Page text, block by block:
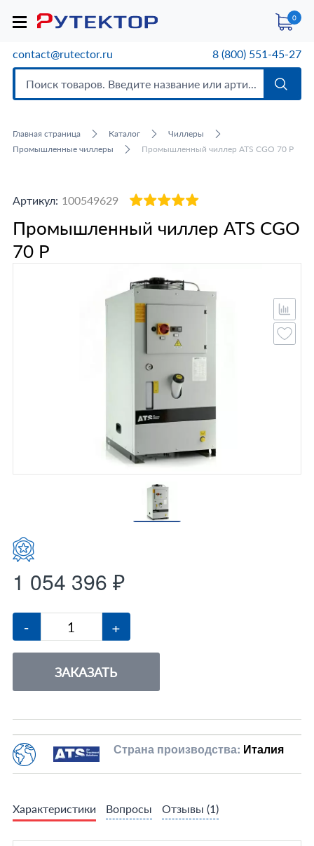
0
contact@rutector.ru 8 (800) 551-45-27
Главная страница Каталог
Чиллеры
Промышленные чиллеры
Промышленный чиллер ATS CGO 70 P
Артикул: 100549629
Промышленный чиллер ATS CGO
70 P
1 054 396 ₽
- +
ЗАКАЗАТЬ
Страна производства: Италия
Характеристики Вопросы Отзывы (1)